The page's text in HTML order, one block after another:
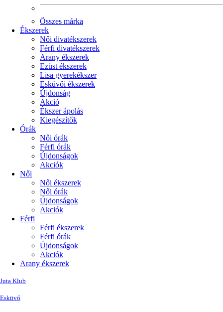
Összes márka
Ékszerek
Női divatékszerek
Férfi divatékszerek
Arany ékszerek
Ezüst ékszerek
Lisa gyerekékszer
Esküvői ékszerek
Újdonság
Akció
Ékszer ápolás
Kiegészítők
Órák
Női órák
Férfi órák
Újdonságok
Akciók
Női
Női ékszerek
Női órák
Újdonságok
Akciók
Férfi
Férfi ékszerek
Férfi órák
Újdonságok
Akciók
Arany ékszerek
Juta Klub
Esküvő